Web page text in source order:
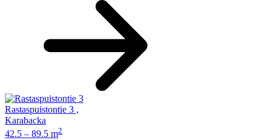
Rastaspuistontie 3 ,
Karabacka
42.5 – 89.5 m2